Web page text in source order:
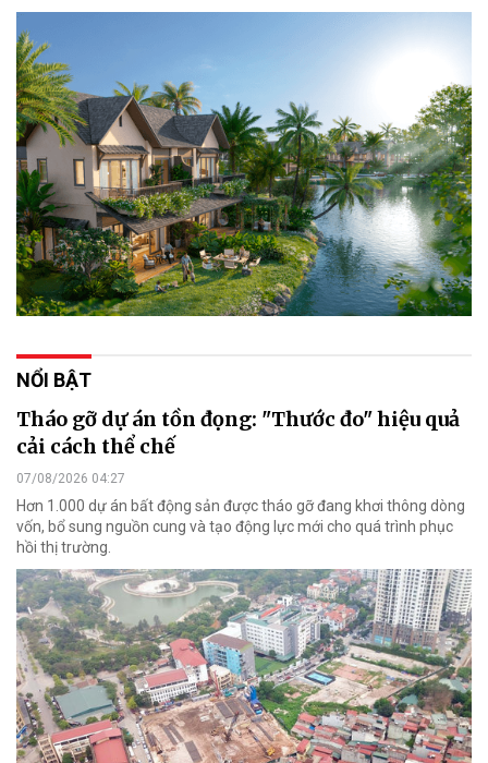
NỔI BẬT
Tháo gỡ dự án tồn đọng: "Thước đo" hiệu quả
cải cách thể chế
07/08/2026 04:27
Hơn 1.000 dự án bất động sản được tháo gỡ đang khơi thông dòng
vốn, bổ sung nguồn cung và tạo động lực mới cho quá trình phục
hồi thị trường.